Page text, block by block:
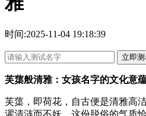
时间:2025-11-04 19:18:39
立即测
芙蕖般清雅：女孩名字的文化意
芙蕖，即荷花，自古便是清雅高